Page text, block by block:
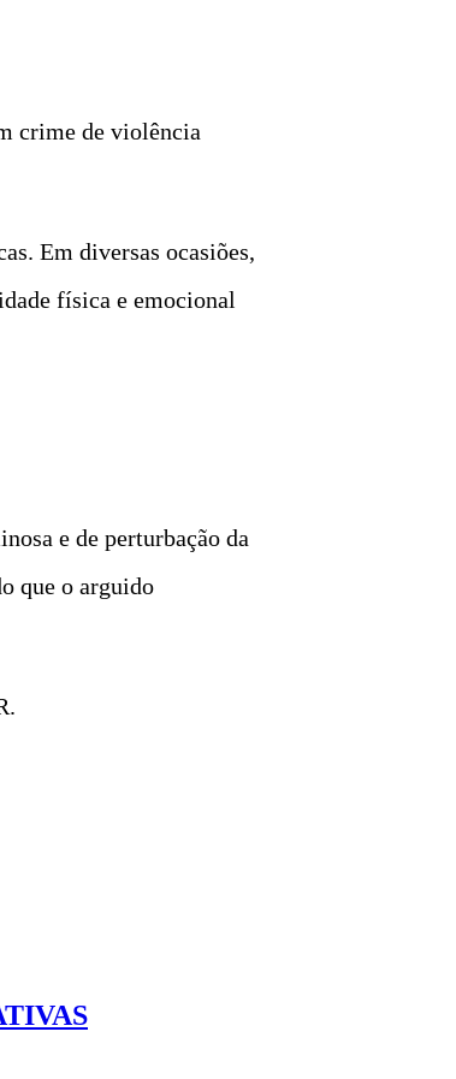
crime de violência
Em diversas ocasiões,
física e emocional
e de perturbação da
que o arguido